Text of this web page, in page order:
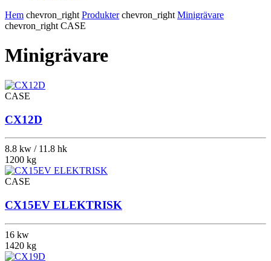
Hem chevron_right Produkter chevron_right Minigrävare
chevron_right CASE
Minigrävare
CASE
CX12D
8.8 kw / 11.8 hk
1200 kg
CASE
CX15EV ELEKTRISK
16 kw
1420 kg